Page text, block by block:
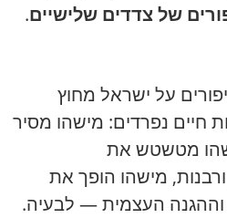
של צדדים שלישיים.
על ישראל מחוץ
חיים נפרדים: מישהו מסיר
מטשטש את
מישהו הופך את
העצמית — לבעיה.